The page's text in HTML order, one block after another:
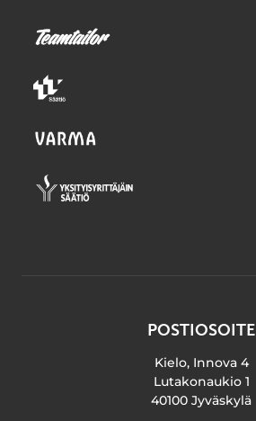
POSTIOSOITE
Kielo, Innova 4
Lutakonaukio 1
40100 Jyväskylä